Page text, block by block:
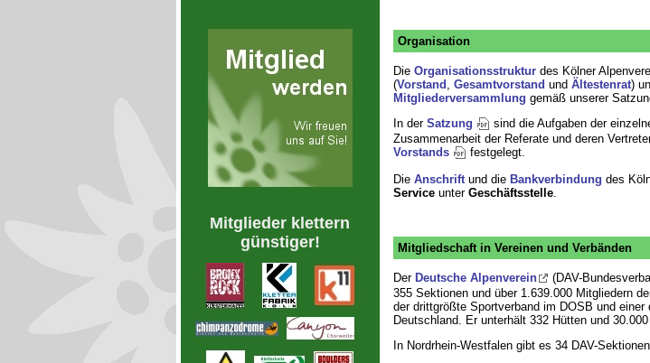
Mitglieder klettern
günstiger!
Organisation
Die Organisationsstrukturdes Kölner
(Vorstand , Gesamtvorstand und Ältestenrat)
Mitgliederversammlung gemäß unserer
In der Satzung
sind die Aufgaben der
Zusammenarbeit der Referate und deren
Vorstands
festgelegt.
Die Anschriftund die Bankverbindung des
Serviceunter Geschäftsstelle.
Mitgliedschaft in Vereinen und Verbänden
Der Deutsche Alpenverein
(DAV-
355 Sektionen und über 1.639.000 Mitgliedern
der drittgrößte Sportverband im DOSB und
Deutschland. Er unterhält 332 Hütten und
In Nordrhein-Westfalen gibt es 34 DAV-